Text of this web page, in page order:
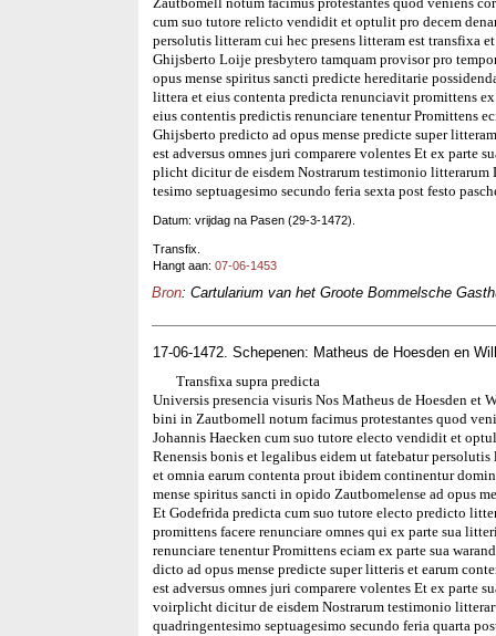
cum suo tutore relicto vendidit et optulit pro decem
persolutis litteram cui hec presens litteram est transfixa
Ghijsberto Loije presbytero tamquam provisor pro
opus mense spiritus sancti predicte hereditarie
littera et eius contenta predicta renunciavit promittens
eius contentis predictis renunciare tenentur Promittens
Ghijsberto predicto ad opus mense predicte super
est adversus omnes juri comparere volentes Et ex parte
plicht dicitur de eisdem Nostrarum testimonio
tesimo septuagesimo secundo feria sexta post festo
Datum: vrijdag na Pasen (29-3-1472).
Transfix.
Hangt aan: 07-06-1453
Bron: Cartularium van het Groote Bommelsche
17-06-1472. Schepenen: Matheus de Hoesden en
Transfixa supra predicta
Universis presencia visuris Nos Matheus de Hoesden et
bini in Zautbomell notum facimus protestantes quod
Johannis Haecken cum suo tutore electo vendidit et
Renensis bonis et legalibus eidem ut fatebatur
et omnia earum contenta prout ibidem continentur
mense spiritus sancti in opido Zautbomelense ad opus
Et Godefrida predicta cum suo tutore electo predicto
promittens facere renunciare omnes qui ex parte sua
renunciare tenentur Promittens eciam ex parte sua
dicto ad opus mense predicte super litteris et earum
est adversus omnes juri comparere volentes Et ex parte
voirplicht dicitur de eisdem Nostrarum testimonio
quadringentesimo septuagesimo secundo feria quarta